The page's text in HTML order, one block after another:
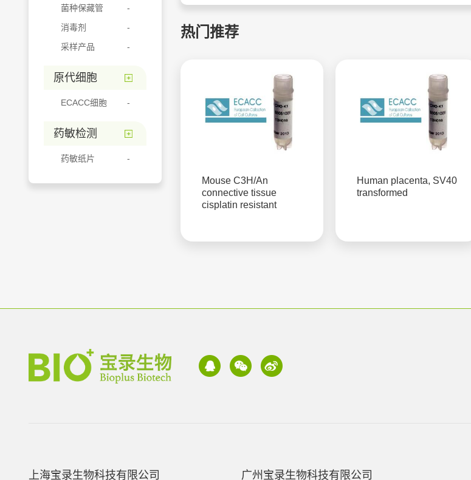
菌种保藏管
消毒剂
采样产品
原代细胞
ECACC细胞
药敏检测
药敏纸片
热门推荐
Mouse C3H/An
connective tissue
cisplatin resistant
Human placenta, SV40
transformed
上海宝录生物科技有限公司 广州宝录生物科技有限公司